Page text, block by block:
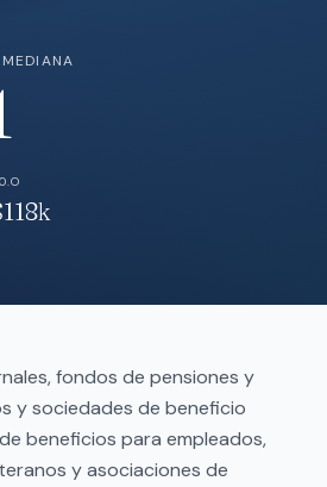
fondos de pensiones y
y sociedades de beneficio
beneficios para empleados,
y asociaciones de